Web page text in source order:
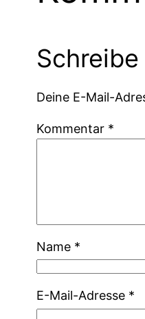
Deine E-Mail-
Kommentar *
Name *
E-Mail-Adresse *